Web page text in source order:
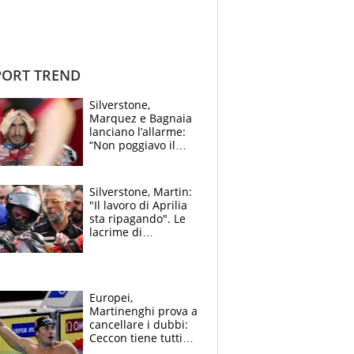
TREND
Silverstone,
Marquez e Bagnaia
lanciano l’allarme:
“Non poggiavo il
successo”
Silverstone, Martin:
"Il lavoro di Aprilia
sta ripagando". Le
lacrime di
Europei,
Martinenghi prova a
cancellare i dubbi:
Ceccon tiene tutti